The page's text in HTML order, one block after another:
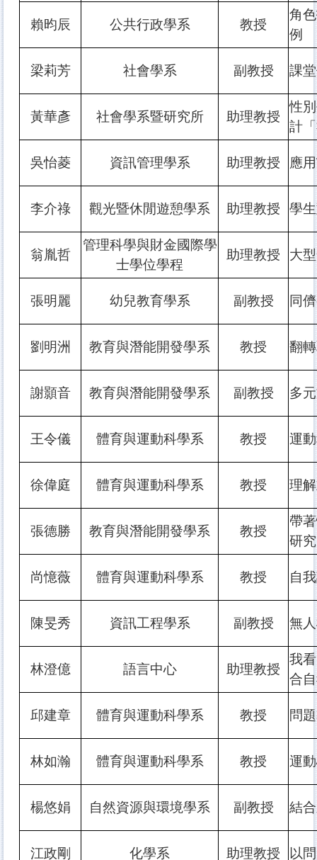
賴昀辰 公共行政學系 教授
角
例
梁莉芳 社會學系 副教授 課
黃華彥 社會學系暨研究所 助理教授
性
計
吳怡菱 資訊管理學系 助理教授 應
李介祿 觀光暨休閒遊憩學系 助理教授 學
翁胤哲
管理科學與財金國際學
士學位學程
助理教授 大
張明麗 幼兒教育學系 副教授 同
劉明洲 教育與潛能開發學系 教授 翻
謝顥音 教育與潛能開發學系 副教授 多
王令儀 體育與運動科學系 教授 運
徐偉庭 體育與運動科學系 教授 理
張德勝 教育與潛能開發學系 教授
帶
研究
尚憶薇 體育與運動科學系 教授 自
陳旻秀 資訊工程學系 副教授 無
林澄億 語言中心 助理教授
我
合
邱建章 體育與運動科學系 教授 問
林如瀚 體育與運動科學系 教授 運
楊悠娟 自然資源與環境學系 副教授 結
江政剛 化學系 助理教授 以